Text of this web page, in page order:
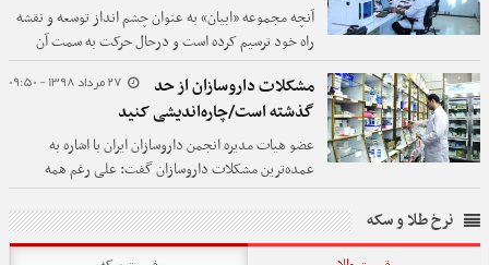
آنچه مجموعه «ابیان» به عنوان چشم انداز توسعه و نقشه
راه خود ترسیم کرده است و درحال حرکت به سمت آن
است، بهره گیری از دانش محققان ایرانی جهت تولید و
توسعه صادرات محصولات به بازار‌های منطقه و جهان،
تامین بازار داخلی و بی‌نیازی از واردات دارو است که در
نهایت موجب کاهش ارزبری برای کشور در زمینه واردات
دارو خواهد شد.
27 مرداد 1398 - 09:50
مشکلات داروسازان از حد
گذشته است/چاره‌اندیشی کنید
عضو هیات مدیره انجمن داروسازان ایران با اشاره به
عمده‌ترین مشکلات داروسازان گفت: علی رغم همه
تلاش‌هایی که صورت گرفته، متاسفانه باید اذعان کنیم که
شرایط داروسازان، وضعیت ناگواری است و مشکلات آن‌ها
از حد گذشته است و باید در این خصوص چاره اندیشی
نرخ طلا و سکه